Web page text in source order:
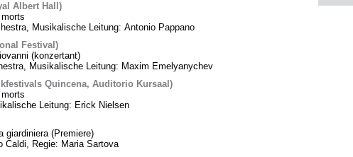
Albert Hall)
Musikalische Leitung: Antonio Pappano
Festival)
(konzertant)
Musikalische Leitung: Maxim Emelyanychev
Quincena, Auditorio Kursaal)
Leitung: Erick Nielsen
giardiniera (Premiere)
Caldi, Regie: Maria Sartova